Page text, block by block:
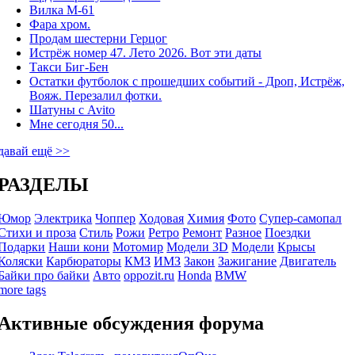
Вилка М-61
Фара хром.
Продам шестерни Герцог
Истрёж номер 47. Лето 2026. Вот эти даты
Такси Биг-Бен
Остатки футболок с прошедших событий - Дроп, Истрёж,
Вояж. Перезалил фотки.
Шатуны с Avito
Мне сегодня 50...
ещё >>
Электрика Чоппер Ходовая Химия Фото Супер-самопал
и проза Стиль Рожи Ретро Ремонт Разное Поездки
Наши кони Мотомир Модели 3D Модели Крысы
Карбюраторы КМЗ ИМЗ Закон Зажигание Двигатель
про байки Авто oppozit.ru Honda BMW
tags
обсуждения форума